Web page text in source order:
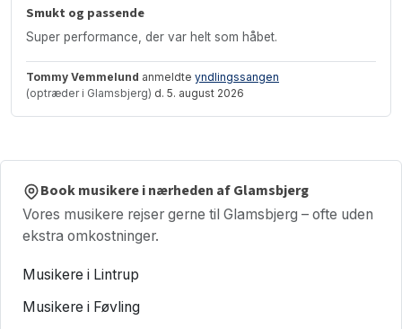
Smukt og passende
Super performance, der var helt som håbet.
Tommy Vemmelund anmeldte yndlingssangen
(optræder i Glamsbjerg) d. 5. august 2026
Book musikere i nærheden af Glamsbjerg
Vores musikere rejser gerne til Glamsbjerg – ofte uden
ekstra omkostninger.
Musikere i Lintrup
Musikere i Føvling